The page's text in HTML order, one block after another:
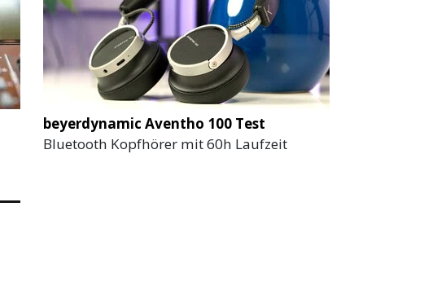
beyerdynamic Aventho 100 Test
Bluetooth Kopfhörer mit 60h Laufzeit